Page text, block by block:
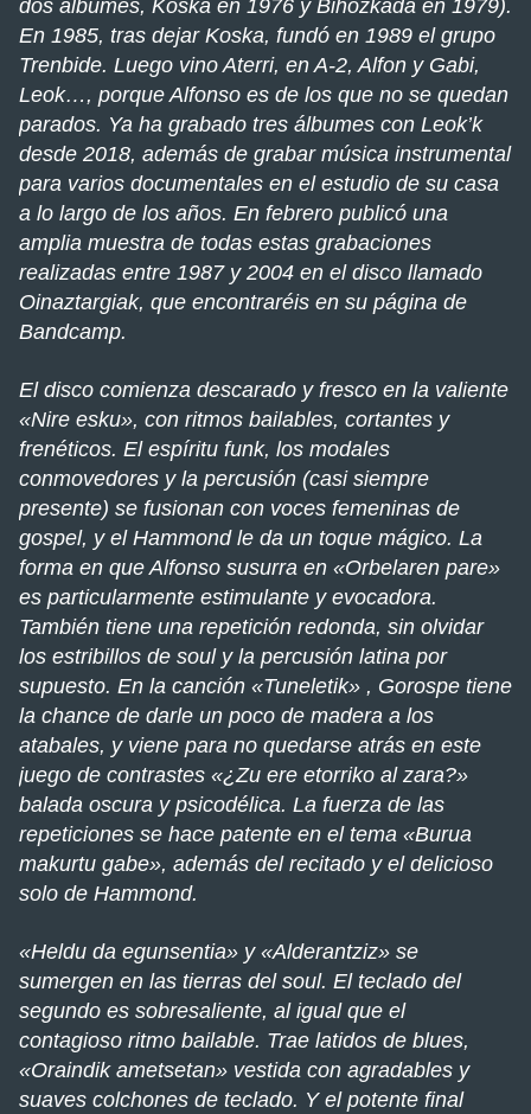
dos álbumes, Koska en 1976 y Bihozkada en 1979).
En 1985, tras dejar Koska, fundó en 1989 el grupo
Trenbide. Luego vino Aterri, en A-2, Alfon y Gabi,
Leok…, porque Alfonso es de los que no se quedan
parados. Ya ha grabado tres álbumes con Leok’k
desde 2018, además de grabar música instrumental
para varios documentales en el estudio de su casa
a lo largo de los años. En febrero publicó una
amplia muestra de todas estas grabaciones
realizadas entre 1987 y 2004 en el disco llamado
Oinaztargiak, que encontraréis en su página de
Bandcamp.
El disco comienza descarado y fresco en la valiente
«Nire esku», con ritmos bailables, cortantes y
frenéticos. El espíritu funk, los modales
conmovedores y la percusión (casi siempre
presente) se fusionan con voces femeninas de
gospel, y el Hammond le da un toque mágico. La
forma en que Alfonso susurra en «Orbelaren pare»
es particularmente estimulante y evocadora.
También tiene una repetición redonda, sin olvidar
los estribillos de soul y la percusión latina por
supuesto. En la canción «Tuneletik» , Gorospe tiene
la chance de darle un poco de madera a los
atabales, y viene para no quedarse atrás en este
juego de contrastes «¿Zu ere etorriko al zara?»
balada oscura y psicodélica. La fuerza de las
repeticiones se hace patente en el tema «Burua
makurtu gabe», además del recitado y el delicioso
solo de Hammond.
«Heldu da egunsentia» y «Alderantziz» se
sumergen en las tierras del soul. El teclado del
segundo es sobresaliente, al igual que el
contagioso ritmo bailable. Trae latidos de blues,
«Oraindik ametsetan» vestida con agradables y
suaves colchones de teclado. Y el potente final